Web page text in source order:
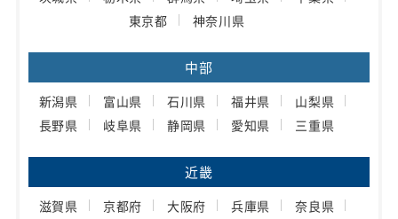
東京都
神奈川県
中部
新潟県 富山県 石川県 福井県
山梨県
長野県
岐阜県 静岡県 愛知県 三重県
近畿
滋賀県 京都府 大阪府 兵庫県
奈良県